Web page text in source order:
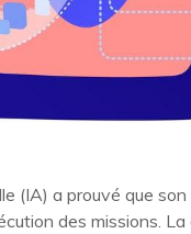
(IA) a prouvé que
des missions.